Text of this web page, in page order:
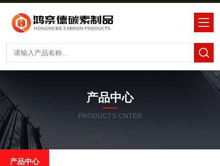
产品中心
PRODUCTS CNTER
产品中心